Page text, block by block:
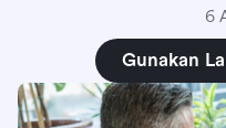
6
Gunakan